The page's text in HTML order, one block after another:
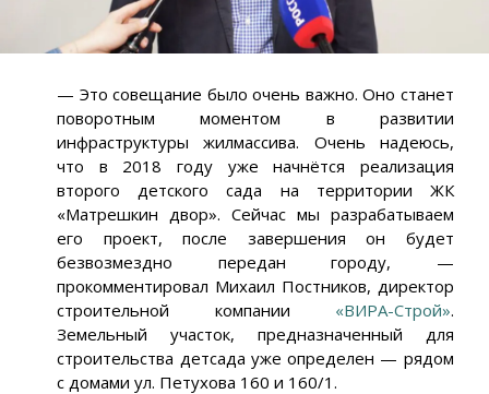
— Это совещание было очень важно. Оно станет
поворотным моментом в развитии
инфраструктуры жилмассива. Очень надеюсь,
что в 2018 году уже начнётся реализация
второго детского сада на территории ЖК
«Матрешкин двор». Сейчас мы разрабатываем
его проект, после завершения он будет
безвозмездно передан городу, —
прокомментировал Михаил Постников, директор
строительной компании «ВИРА-Строй».
Земельный участок, предназначенный для
строительства детсада уже определен — рядом
с домами ул. Петухова 160 и 160/1.